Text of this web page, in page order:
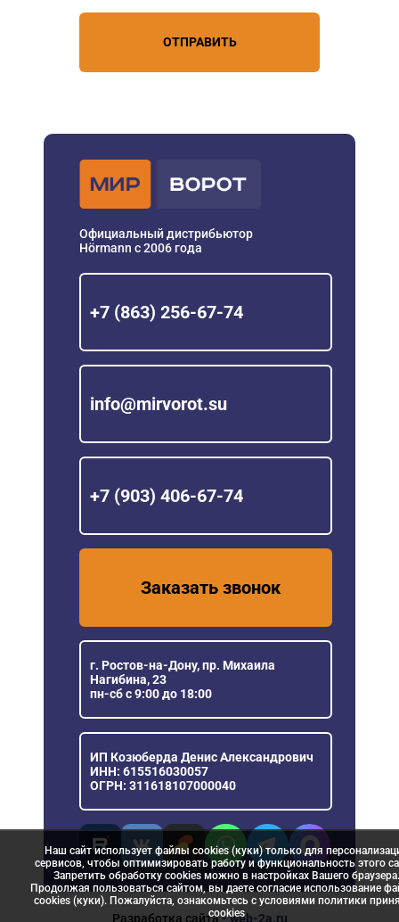
ОТПРАВИТЬ
Официальный дистрибьютор
Hörmann с 2006 года
+7 (863) 256-67-74
info@mirvorot.su
+7 (903) 406-67-74
Заказать звонок
г. Ростов-на-Дону, пр. Михаила
Нагибина, 23
пн-сб с 9:00 до 18:00
ИП Козюберда Денис Александрович
ИНН: 615516030057
ОГРН: 311618107000040
Разработка сайта- web-2a.ru
Наш сайт использует файлы cookies (куки) только для
сервисов, чтобы оптимизировать работу и функциональность этого
Запретить обработку cookies можно в настройках Вашего браузера.
Продолжая пользоваться сайтом, вы даете согласие использование
cookies (куки). Пожалуйста, ознакомьтесь с условиями политики
сookies